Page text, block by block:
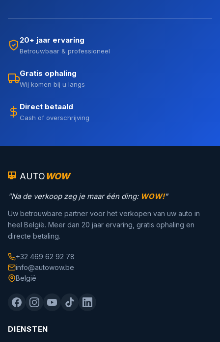
20+ jaar ervaring
Betrouwbaar & professioneel
Gratis ophaling
Wij komen bij u langs
Direct betaald
Cash of overschrijving
AUTOWOW
"Na de verkoop zeg je maar één ding: WOW!"
Uw betrouwbare partner voor het verkopen van uw auto in
heel België. Meer dan 20 jaar ervaring, gratis ophaling en
directe betaling.
+32 469 62 92 78
info@autowow.be
België
DIENSTEN